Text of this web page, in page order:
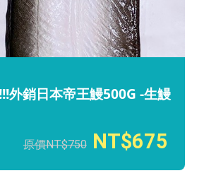
外銷日本帝王鰻500G -生鰻
750 675